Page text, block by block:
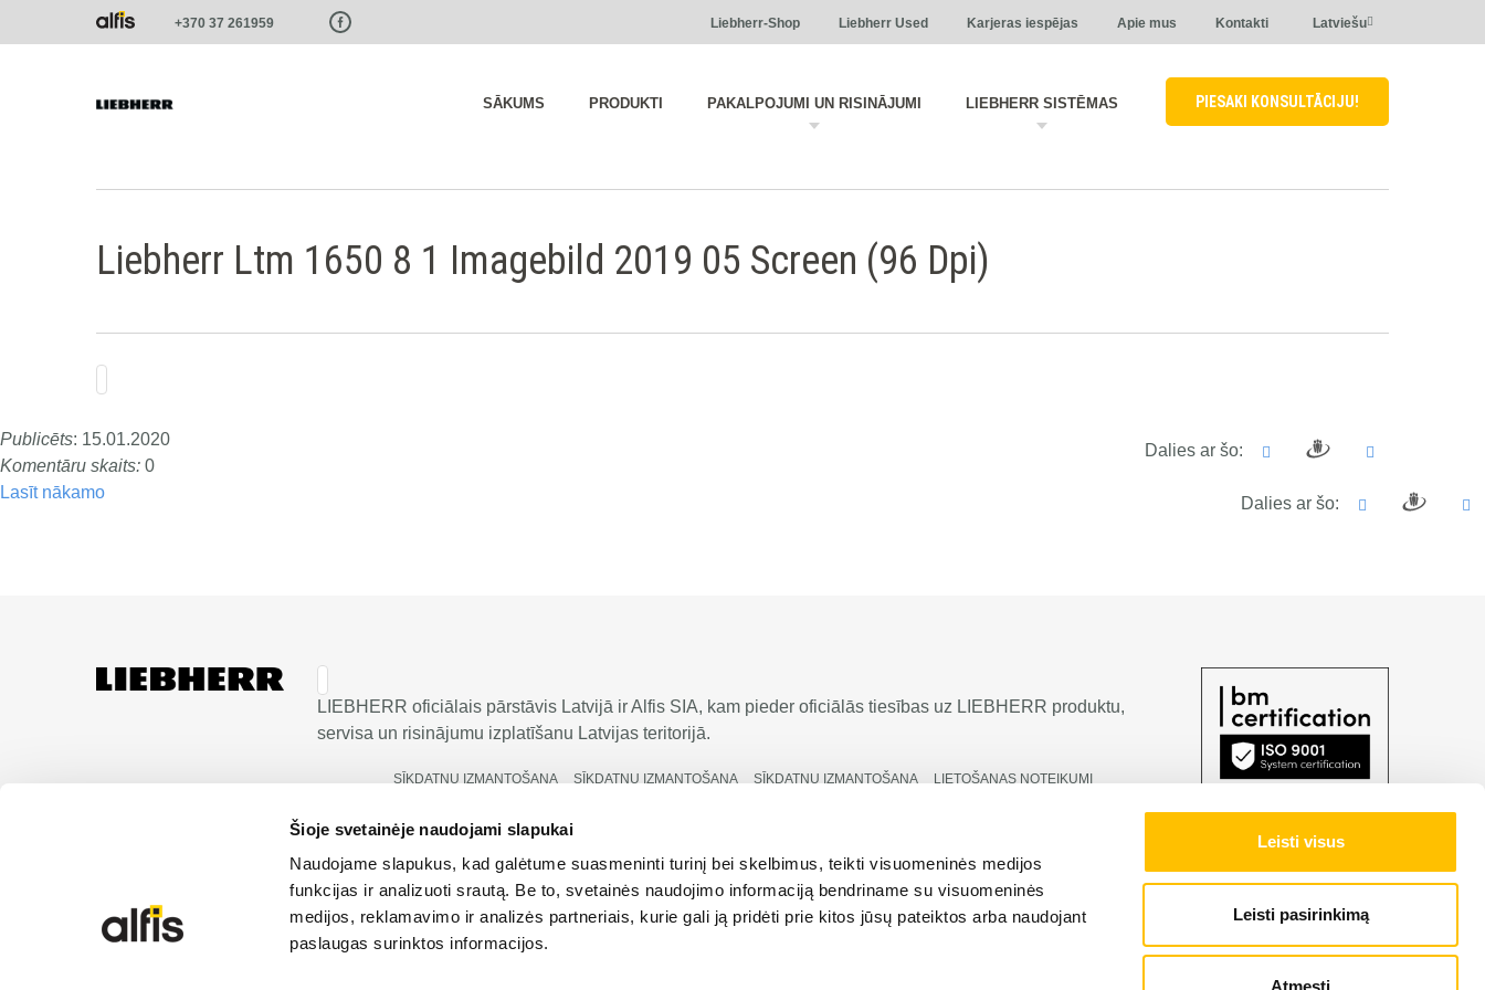
Šioje svetainėje naudojami slapukai
Naudojame slapukus, kad galėtume suasmeninti turinį bei skelbimus, teikti visuomeninės medijos
funkcijas ir analizuoti srautą. Be to, svetainės naudojimo informaciją bendriname su visuomeninės
medijos, reklamavimo ir analizės partneriais, kurie gali ją pridėti prie kitos jūsų pateiktos arba naudojant
paslaugas surinktos informacijos.
Leisti visus
Leisti pasirinkimą
Atmesti
Paste this code as high in the of the page as possible:
+370 37 261959 Liebherr-Shop Liebherr Used Karjeras iespējas Apie mus Kontakti Latviešu
SĀKUMS PRODUKTI PAKALPOJUMI UN RISINĀJUMI LIEBHERR SISTĒMAS PIESAKI KONSULTĀCIJU!
Liebherr Ltm 1650 8 1 Imagebild 2019 05 Screen (96 Dpi)
Dalies ar šo:
Publicēts: 15.01.2020
Komentāru skaits: 0
Dalies ar šo:
Lasīt nākamo
LIEBHERR oficiālais pārstāvis Latvijā ir Alfis SIA, kam pieder oficiālās tiesības uz LIEBHERR produktu,
servisa un risinājumu izplatīšanu Latvijas teritorijā.
SĪKDATŅU IZMANTOŠANA SĪKDATŅU IZMANTOŠANA SĪKDATŅU IZMANTOŠANA
LIETOŠANAS NOTEIKUMI
© 2026 Liebherr | Alfis SIA | Visas tiesības aizsargātas